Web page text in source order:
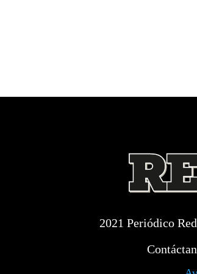
2021 Periódico